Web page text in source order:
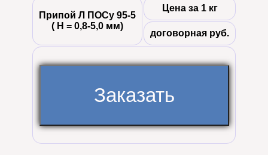
Припой Л ПОСу 95-5
( Н = 0,8-5,0 мм)
Цена за 1 кг
договорная руб.